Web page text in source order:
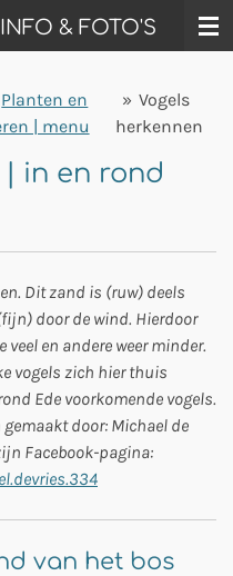
& FOTO'S
Planten en
| menu
» Vogels
herkennen
| in en rond
Dit zand is (ruw) deels
door de wind. Hierdoor
en andere weer minder.
vogels zich hier thuis
Ede voorkomende vogels.
door: Michael de
Facebook-pagina:
van het bos